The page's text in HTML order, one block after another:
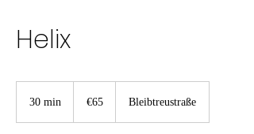
Helix
30 min €65 Bleibtreustraße